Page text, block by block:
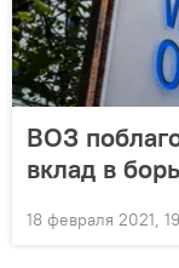
ВОЗ
вклад в
18 февраля 2021,